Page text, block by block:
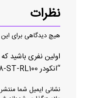
نظرات
هیچ دیدگاهی برای
اولین نفری باشید
“انکودر I58-H4-01024-ZCU-08-ST-RL100”
نشانی ایمیل شما